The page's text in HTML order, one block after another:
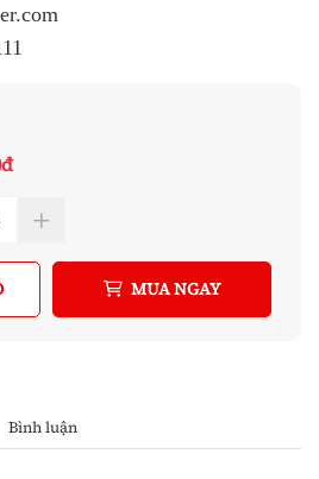
MUA NGAY
Bình luận